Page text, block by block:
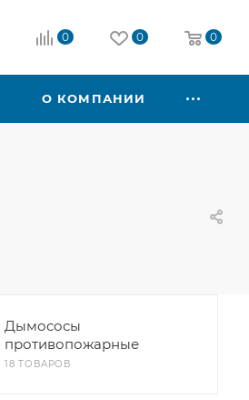
0 0 0
О КОМПАНИИ
Дымососы
противопожарные
18 ТОВАРОВ